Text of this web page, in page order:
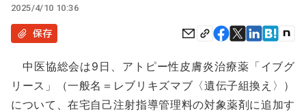
テ
移
2025/4/10 10:36
保存
中医協総会は9日、アトピー性皮膚炎治療薬「イブグ
リース」（一般名＝レブリキズマブ〈遺伝子組換え〉）
について、在宅自己注射指導管理料の対象薬剤に追加す